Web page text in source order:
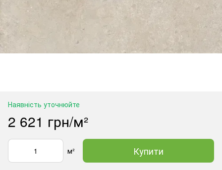
Наявність уточнюйте
2 621 грн/м²
м² Купити